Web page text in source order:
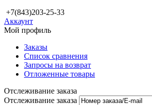
+7(843)203-25-33
Аккаунт
Мой профиль
Заказы
Список сравнения
Запросы на возврат
Отложенные товары
Отслеживание заказа
Отслеживание заказа